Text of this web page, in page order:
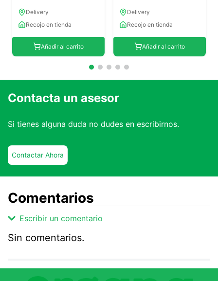
Delivery
Recojo en tienda
Añadir al carrito
Delivery
Recojo en tienda
Añadir al carrito
Contacta un asesor
Si tienes alguna duda no dudes en escribirnos.
Contactar Ahora
Comentarios
Escribir un comentario
Comentario
Sin comentarios.